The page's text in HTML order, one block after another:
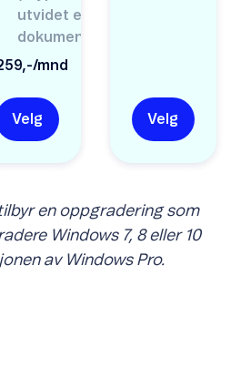
utvidet e-post og
dokumentsikring)
mnd
Velg Velg
en oppgradering som
Windows 7, 8 eller 10
av Windows Pro.